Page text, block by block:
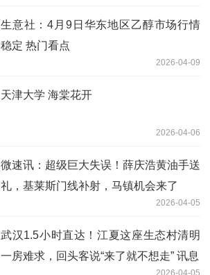
生意社：4月9日华东地区乙醇市场行情
稳定 热门看点
2026-04-09
天津大学 海棠花开
2026-04-06
微速讯：超级巨大失误！薛庆浩黄油手送
礼，基莱斯门线补射，马镇机会来了
2026-04-05
武汉1.5小时直达！江夏这座生态村清明
一房难求，回头客说“来了就不想走” 讯息